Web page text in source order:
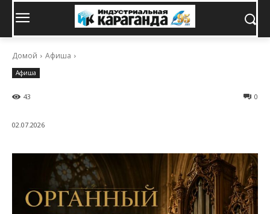
Домой Афиша
Афиша
0
43
02.07.2026